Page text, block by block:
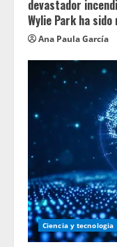
devastador
Wylie Park ha
Ana Paula García
Ciencia y tecnologia